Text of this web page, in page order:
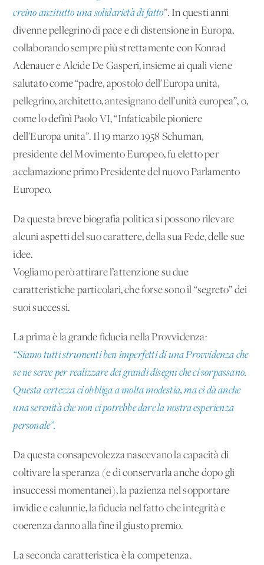
creino anzitutto una solidarietà di fatto”. In questi anni
divenne pellegrino di pace e di distensione in Europa,
collaborando sempre più strettamente con Konrad
Adenauer e Alcide De Gasperi, insieme ai quali viene
salutato come “padre, apostolo dell’Europa unita,
pellegrino, architetto, antesignano dell’unità europea”, o,
come lo definì Paolo VI, “Infaticabile pioniere
dell’Europa unita”. Il 19 marzo 1958 Schuman,
presidente del Movimento Europeo, fu eletto per
acclamazione primo Presidente del nuovo Parlamento
Europeo.
Da questa breve biografia politica si possono rilevare
alcuni aspetti del suo carattere, della sua Fede, delle sue
idee.
Vogliamo però attirare l’attenzione su due
caratteristiche particolari, che forse sono il “segreto” dei
suoi successi.
La prima è la grande fiducia nella Provvidenza:
“Siamo tutti strumenti ben imperfetti di una Provvidenza che
se ne serve per realizzare dei grandi disegni che ci sorpassano.
Questa certezza ci obbliga a molta modestia, ma ci dà anche
una serenità che non ci potrebbe dare la nostra esperienza
personale”.
Da questa consapevolezza nascevano la capacità di
coltivare la speranza (e di conservarla anche dopo gli
insuccessi momentanei), la pazienza nel sopportare
invidie e calunnie, la fiducia nel fatto che integrità e
coerenza danno alla fine il giusto premio.
La seconda caratteristica è la competenza.